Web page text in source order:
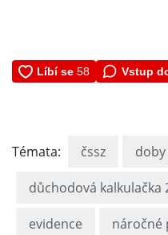
Vstup
Témata: čssz
důchodová kalkulačka
evidence náročné